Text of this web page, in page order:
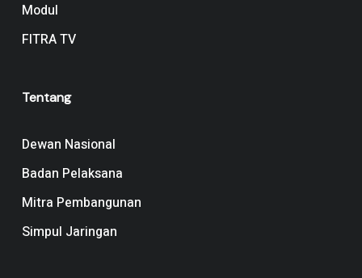
Modul
FITRA TV
Tentang
Dewan Nasional
Badan Pelaksana
Mitra Pembangunan
Simpul Jaringan